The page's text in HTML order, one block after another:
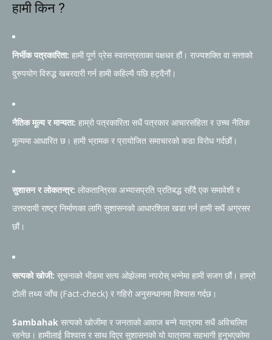
हामी किन ?
निर्भीक पत्रकारिता: हामी पूर्ण प्रेस स्वतन्त्रताका पक्षधर हौं। राज्यशक्ति वा सत्ताको
दुरुपयोग विरुद्ध खबरदारी गर्न हामी कहिल्यै पछि हट्दैनौं।
नैतिक मूल्य र मान्यता: हाम्रो पत्रकारिता सधैं पत्रकार आचारसंहिता र उच्च नैतिक
मूल्यमा आधारित छ। हामी भ्रामक र प्रायोजित समाचारको कडा विरोध गर्दछौं।
सुशासन र लोकतन्त्र: लोकतान्त्रिक अभ्यासप्रति प्रतिबद्ध रहँदै एक समावेशी र
उत्तरदायी राष्ट्र निर्माणका लागि सुशासनको आधारशिला खडा गर्न हामी सधैं अग्रसर
छौं।
सत्यको खोजी: सूचनाको भीडमा सत्य ओझेलमा नपरोस् भन्नेमा हामी सजग छौं। हाम्रो
टोली तथ्य जाँच (Fact-check) र गहिरो अनुसन्धानमा विश्वास गर्दछ।
Sambahak सत्यको खोजीमा र जनताको आवाज बन्ने यात्रामा सधैं अविचलित
रहनेछ। हामीलाई विश्वास र साथ दिएर सुशासनको यो यात्रामा सहभागी हुनुभएकोमा